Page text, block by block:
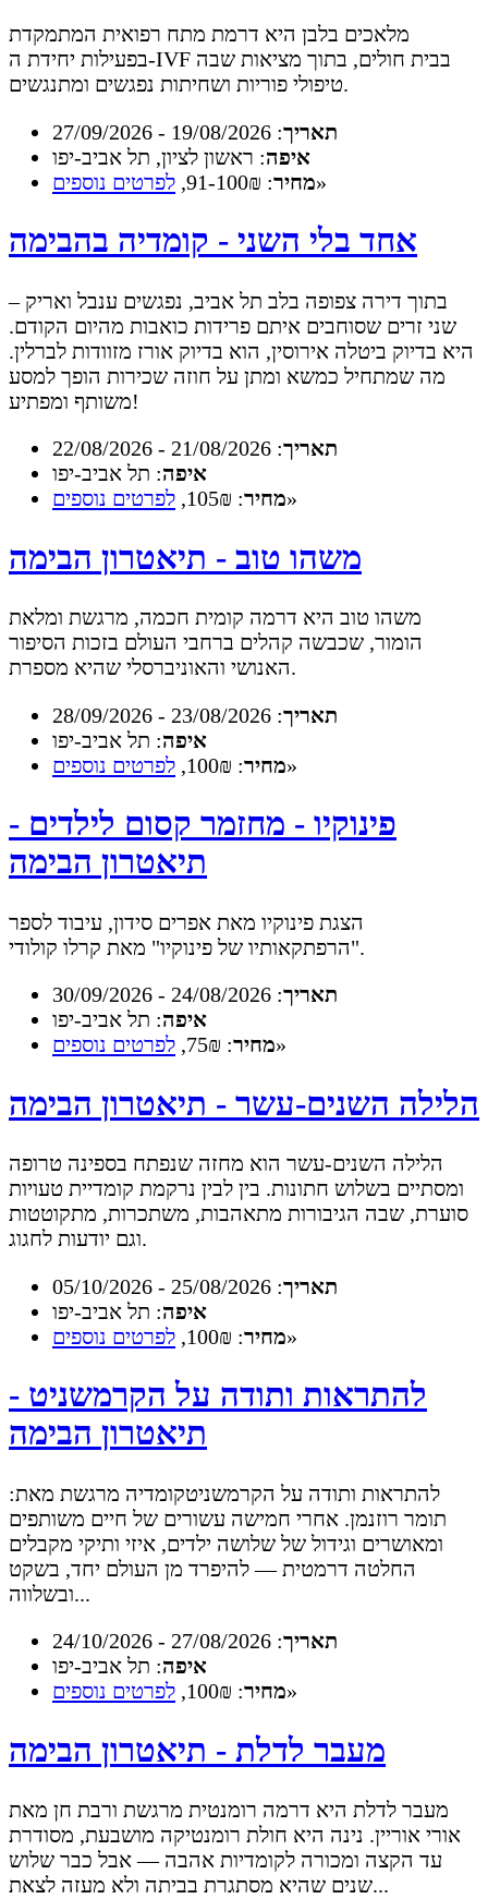
מלאכים בלבן היא דרמת מתח רפואית המתמקדת
בפעילות יחידת ה-IVF בבית חולים, בתוך מציאות שבה
טיפולי פוריות ושחיתות נפגשים ומתנגשים.
תאריך: 19/08/2026 - 27/09/2026
איפה: ראשון לציון, תל אביב-יפו
מחיר: 91-100₪, לפרטים נוספים »
אחד בלי השני - קומדיה בהבימה
בתוך דירה צפופה בלב תל אביב, נפגשים ענבל ואריק –
שני זרים שסוחבים איתם פרידות כואבות מהיום הקודם.
היא בדיוק ביטלה אירוסין, הוא בדיוק אורז מזוודות לברלין.
מה שמתחיל כמשא ומתן על חוזה שכירות הופך למסע
משותף ומפתיע!
תאריך: 21/08/2026 - 22/08/2026
איפה: תל אביב-יפו
מחיר: 105₪, לפרטים נוספים »
משהו טוב - תיאטרון הבימה
משהו טוב היא דרמה קומית חכמה, מרגשת ומלאת
הומור, שכבשה קהלים ברחבי העולם בזכות הסיפור
האנושי והאוניברסלי שהיא מספרת.
תאריך: 23/08/2026 - 28/09/2026
איפה: תל אביב-יפו
מחיר: 100₪, לפרטים נוספים »
פינוקיו - מחזמר קסום לילדים -
תיאטרון הבימה
הצגת פינוקיו מאת אפרים סידון, עיבוד לספר
"הרפתקאותיו של פינוקיו" מאת קרלו קולודי.
תאריך: 24/08/2026 - 30/09/2026
איפה: תל אביב-יפו
מחיר: 75₪, לפרטים נוספים »
הלילה השנים-עשר - תיאטרון הבימה
הלילה השנים-עשר הוא מחזה שנפתח בספינה טרופה
ומסתיים בשלוש חתונות. בין לבין נרקמת קומדיית טעויות
סוערת, שבה הגיבורות מתאהבות, משתכרות, מתקוטטות
וגם יודעות לחגוג.
תאריך: 25/08/2026 - 05/10/2026
איפה: תל אביב-יפו
מחיר: 100₪, לפרטים נוספים »
להתראות ותודה על הקרמשניט -
תיאטרון הבימה
להתראות ותודה על הקרמשניטקומדיה מרגשת מאת:
תומר רוזנמן. אחרי חמישה עשורים של חיים משותפים
ומאושרים וגידול של שלושה ילדים, איזי ותיקי מקבלים
החלטה דרמטית — להיפרד מן העולם יחד, בשקט
ובשלווה...
תאריך: 27/08/2026 - 24/10/2026
איפה: תל אביב-יפו
מחיר: 100₪, לפרטים נוספים »
מעבר לדלת - תיאטרון הבימה
מעבר לדלת היא דרמה רומנטית מרגשת ורבת חן מאת
אורי אוריין. נינה היא חולת רומנטיקה מושבעת, מסודרת
עד הקצה ומכורה לקומדיות אהבה — אבל כבר שלוש
שנים שהיא מסתגרת בביתה ולא מעזה לצאת...